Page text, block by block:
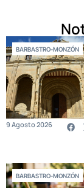
BARBASTRO-MONZÓN
9 Agosto 2026
BARBASTRO-MONZÓN